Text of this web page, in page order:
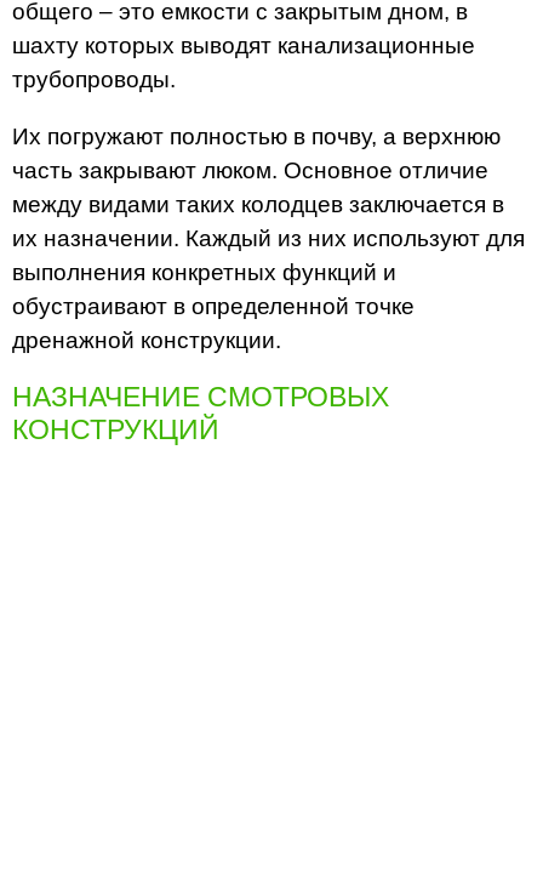
общего – это емкости с закрытым дном, в
шахту которых выводят канализационные
трубопроводы.
Их погружают полностью в почву, а верхнюю
часть закрывают люком. Основное отличие
между видами таких колодцев заключается в
их назначении. Каждый из них используют для
выполнения конкретных функций и
обустраивают в определенной точке
дренажной конструкции.
НАЗНАЧЕНИЕ СМОТРОВЫХ
КОНСТРУКЦИЙ